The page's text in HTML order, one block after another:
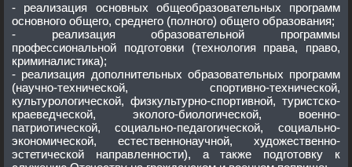
- реализация основных общеобразовательных программ
основного общего, среднего (полного) общего образования;
- реализация образовательной программы
профессиональной подготовки (технология права, право,
криминалистика);
- реализация дополнительных образовательных программ
(научно-технической, спортивно-технической,
культурологической, физкультурно-спортивной, туристско-
краеведческой, эколого-биологической, военно-
патриотической, социально-педагогической, социально-
экономической, естественнонаучной, художественно-
эстетической направленности), а также подготовку к